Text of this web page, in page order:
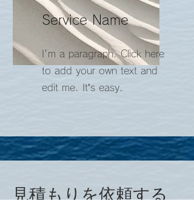
Service Name
I'm a paragraph. Click here
to add your own text and
edit me. It’s easy.
見積もりを依頼する